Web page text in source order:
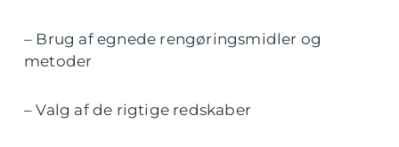
– Brug af egnede rengøringsmidler og
metoder
– Valg af de rigtige redskaber